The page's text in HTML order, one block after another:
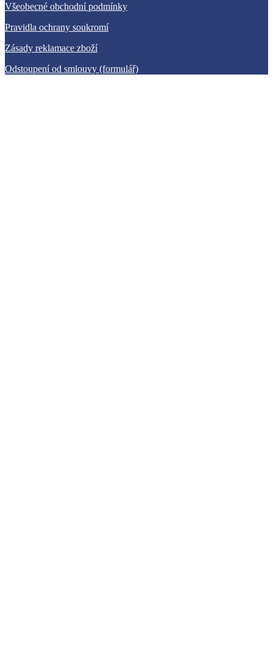
Všeobecné obchodní podmínky
Pravidla ochrany soukromí
Zásady reklamace zboží
Odstoupení od smlouvy (formulář)